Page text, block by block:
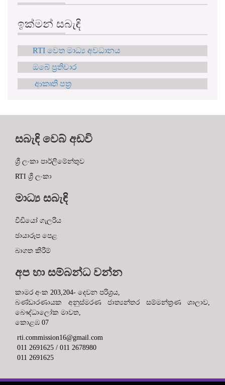
ඉක්මන් සබැඳි
RTI වෙත මාධ්‍ය අවධානය
ඔබේ ප්‍රතිචාර
ආකෘති පත්‍ර
සබැඳි වෙබ් අඩවි
ශ්‍රී ලංකා පාර්ලිමේන්තුව
RTI ශ්‍රී ලංකා
මාධ්‍ය සබැඳි
වීඩියෝ ගැලරිය
ඡායාරූප පෙළ
බාගත කිරීම්
අප හා සම්බන්ධ වන්න
කාමර අංක 203,204- දෙවන පරිශ්‍රය,
බණ්ඩාරණායක අනුස්මරණ ජාත්‍යන්තර සම්මන්ත්‍රණ ශාලාව,
බෞද්ධාලෝක මාවත,
කොළඹ 07
rti.commission16@gmail.com
011 2691625 / 011 2678980
011 2691625